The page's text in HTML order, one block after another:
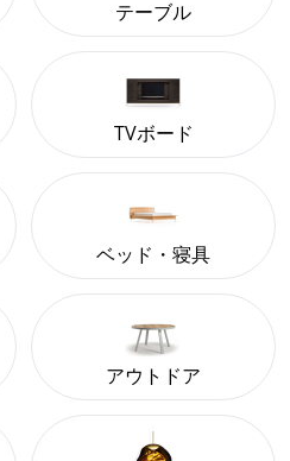
テーブル
TVボード
ベッド・寝具
アウトドア